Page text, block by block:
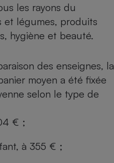
les rayons du
et légumes, produits
hygiène et beauté.
des enseignes, la
moyen a été fixée
selon le type de
€ ;
à 355 € ;